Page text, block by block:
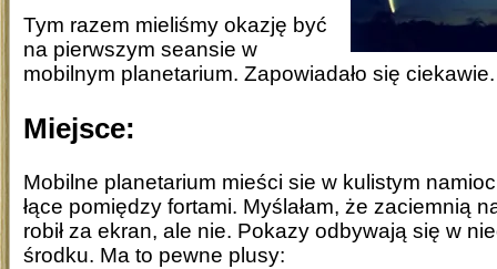
Tym razem mieliśmy okazję być
na pierwszym seansie w
mobilnym planetarium. Zapowiadało się ciekawie.
Miejsce:
Mobilne planetarium mieści sie w kulistym
łące pomiędzy fortami. Myślałam, że zaciemnią
robił za ekran, ale nie. Pokazy odbywają się w
środku. Ma to pewne plusy: